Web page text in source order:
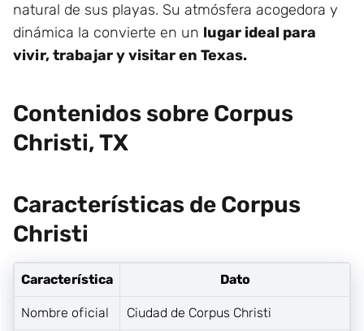
natural de sus playas. Su atmósfera acogedora y
dinámica la convierte en un lugar ideal para
vivir, trabajar y visitar en Texas.
Contenidos sobre Corpus
Christi, TX
Características de Corpus
Christi
Característica Dato
Nombre oficial Ciudad de Corpus Christi